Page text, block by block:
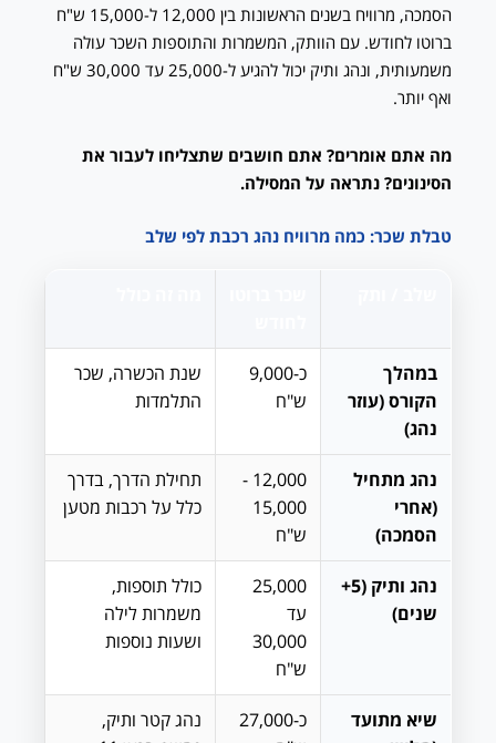
הסמכה, מרוויח בשנים הראשונות בין 12,000 ל-15,000 ש"ח
ברוטו לחודש. עם הוותק, המשמרות והתוספות השכר עולה
משמעותית, ונהג ותיק יכול להגיע ל-25,000 עד 30,000 ש"ח
ואף יותר.
מה אתם אומרים? אתם חושבים שתצליחו לעבור את
הסינונים? נתראה על המסילה.
טבלת שכר: כמה מרוויח נהג רכבת לפי שלב
במהלך
הקורס (עוזר
נהג)
כ-9,000
ש"ח
שנת הכשרה, שכר
התלמדות
נהג מתחיל
(אחרי
הסמכה)
12,000 -
15,000
ש"ח
תחילת הדרך, בדרך
כלל על רכבות מטען
נהג ותיק (5+
שנים)
25,000
עד
30,000
ש"ח
כולל תוספות,
משמרות לילה
ושעות נוספות
שיא מתועד
כ-27,000
נהג קטר ותיק,